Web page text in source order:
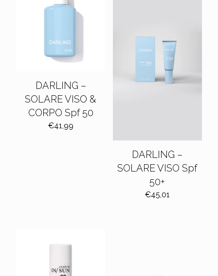
DARLING –
SOLARE VISO &
CORPO Spf 50
€41,99
DARLING –
SOLARE VISO Spf
50+
€45,01